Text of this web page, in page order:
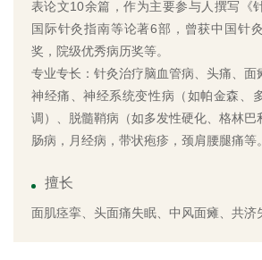
表论文10余篇，作为主要参与人撰写《
国际针灸指南等论著6部，曾获中国针
奖，院级优秀病历奖等。
专业专长：针灸治疗脑血管病、头痛、面
神经痛、神经系统变性病（如帕金森、
调）、脱髓鞘病（如多发性硬化、格林巴
肠病，月经病，带状疱疹，颈肩腰腿痛等。
擅长
面肌痉挛、头面痛失眠、中风面瘫、共济